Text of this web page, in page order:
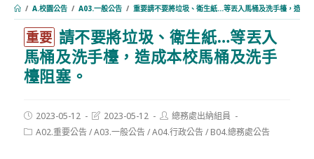
/ A.校園公告 / A03.一般公告 / 重要請不要將垃圾、衛生紙…等丟入馬桶及洗手檯，造成
重要 請不要將垃圾、衛生紙…等丟入
馬桶及洗手檯，造成本校馬桶及洗手
檯阻塞。
Post
published:
2023-05-12
Post
modified:
2023-05-12
Post
author:
總務處出納組員
PostA02.重要公告/A03.一般公告/A04.行政公告/ B04.總務處公告